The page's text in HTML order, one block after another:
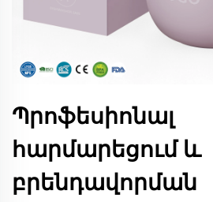
Պրոֆեսիոնալ
հարմարեցում և
բրենդավորման